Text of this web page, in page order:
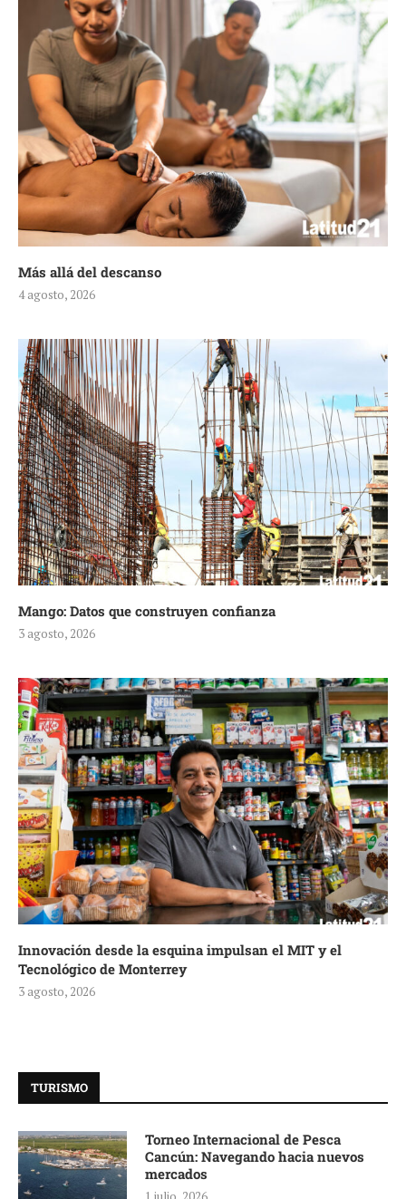
Más allá del descanso
4 agosto, 2026
Mango: Datos que construyen confianza
3 agosto, 2026
Innovación desde la esquina impulsan el MIT y el
Tecnológico de Monterrey
3 agosto, 2026
TURISMO
Torneo Internacional de Pesca
Cancún: Navegando hacia nuevos
mercados